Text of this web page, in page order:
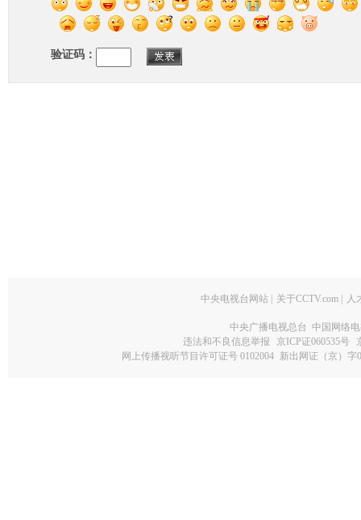
验证码：
中央电视台网站 关于CCTV.com 人
中央广播电视总台 中国网络
违法和不良信息举报
京ICP证060535号
网上传播视听节目许可证号 0102004 新出网证（京）